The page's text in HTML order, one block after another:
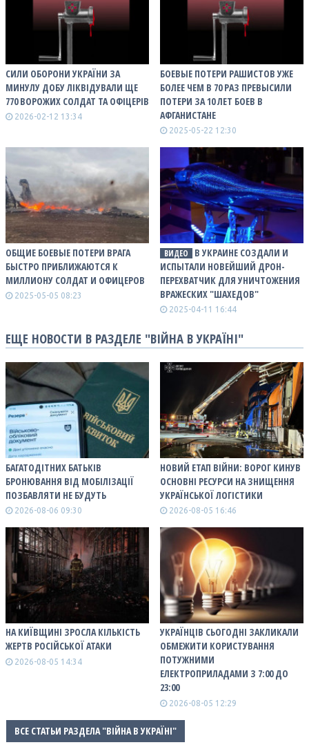
СИЛИ ОБОРОНИ УКРАЇНИ ЗА
МИНУЛУ ДОБУ ЛІКВІДУВАЛИ ЩЕ
770 ВОРОЖИХ СОЛДАТ ТА ОФІЦЕРІВ
2026-02-12 13:34
БОЕВЫЕ ПОТЕРИ РАШИСТОВ УЖЕ
БОЛЕЕ ЧЕМ В 70 РАЗ ПРЕВЫСИЛИ
ПОТЕРИ ЗА 10 ЛЕТ БОЕВ В
АФГАНИСТАНЕ
2025-05-22 12:30
ОБЩИЕ БОЕВЫЕ ПОТЕРИ ВРАГА
БЫСТРО ПРИБЛИЖАЮТСЯ К
МИЛЛИОНУ СОЛДАТ И ОФИЦЕРОВ
2025-05-05 08:23
ВИДЕО
В УКРАИНЕ СОЗДАЛИ И
ИСПЫТАЛИ НОВЕЙШИЙ ДРОН-
ПЕРЕХВАТЧИК ДЛЯ УНИЧТОЖЕНИЯ
ВРАЖЕСКИХ "ШАХЕДОВ"
2025-04-11 16:44
ЕЩЕ НОВОСТИ В РАЗДЕЛЕ "ВІЙНА В УКРАЇНІ"
БАГАТОДІТНИХ БАТЬКІВ
БРОНЮВАННЯ ВІД МОБІЛІЗАЦІЇ
ПОЗБАВЛЯТИ НЕ БУДУТЬ
2026-08-06 09:30
НОВИЙ ЕТАП ВІЙНИ: ВОРОГ КИНУВ
ОСНОВНІ РЕСУРСИ НА ЗНИЩЕННЯ
УКРАЇНСЬКОЇ ЛОГІСТИКИ
2026-08-05 16:46
НА КИЇВЩИНІ ЗРОСЛА КІЛЬКІСТЬ
ЖЕРТВ РОСІЙСЬКОЇ АТАКИ
2026-08-05 14:34
УКРАЇНЦІВ СЬОГОДНІ ЗАКЛИКАЛИ
ОБМЕЖИТИ КОРИСТУВАННЯ
ПОТУЖНИМИ
ЕЛЕКТРОПРИЛАДАМИ З 7:00 ДО
23:00
2026-08-05 12:29
ВСЕ СТАТЬИ РАЗДЕЛА "ВІЙНА В УКРАЇНІ"